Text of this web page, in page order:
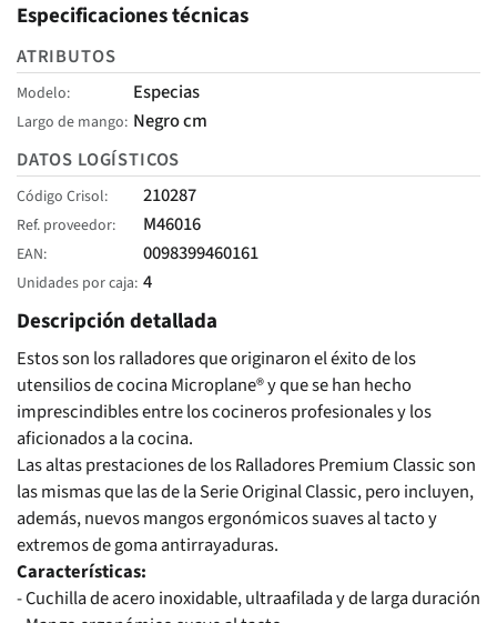
Especificaciones técnicas
ATRIBUTOS
Modelo Especias
Largo de mango Negro cm
DATOS LOGÍSTICOS
Código Crisol 210287
Ref. proveedor M46016
EAN 0098399460161
Unidades por caja 4
Descripción detallada
Estos son los ralladores que originaron el éxito de los
utensilios de cocina Microplane® y que se han hecho
imprescindibles entre los cocineros profesionales y los
aficionados a la cocina.
Las altas prestaciones de los Ralladores Premium Classic son
las mismas que las de la Serie Original Classic, pero incluyen,
además, nuevos mangos ergonómicos suaves al tacto y
extremos de goma antirrayaduras.
Características:
- Cuchilla de acero inoxidable, ultraafilada y de larga duración